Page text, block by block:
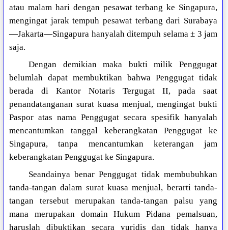
atau malam hari dengan pesawat terbang ke Singapura,
mengingat jarak tempuh pesawat terbang dari Surabaya
—Jakarta—Singapura hanyalah ditempuh selama ± 3 jam
saja.
Dengan demikian maka bukti milik Penggugat
belumlah dapat membuktikan bahwa Penggugat tidak
berada di Kantor Notaris Tergugat II, pada saat
penandatanganan surat kuasa menjual, mengingat bukti
Paspor atas nama Penggugat secara spesifik hanyalah
mencantumkan tanggal keberangkatan Penggugat ke
Singapura, tanpa mencantumkan keterangan jam
keberangkatan Penggugat ke Singapura.
Seandainya benar Penggugat tidak membubuhkan
tanda-tangan dalam surat kuasa menjual, berarti tanda-
tangan tersebut merupakan tanda-tangan palsu yang
mana merupakan domain Hukum Pidana pemalsuan,
haruslah dibuktikan secara yuridis dan tidak hanya